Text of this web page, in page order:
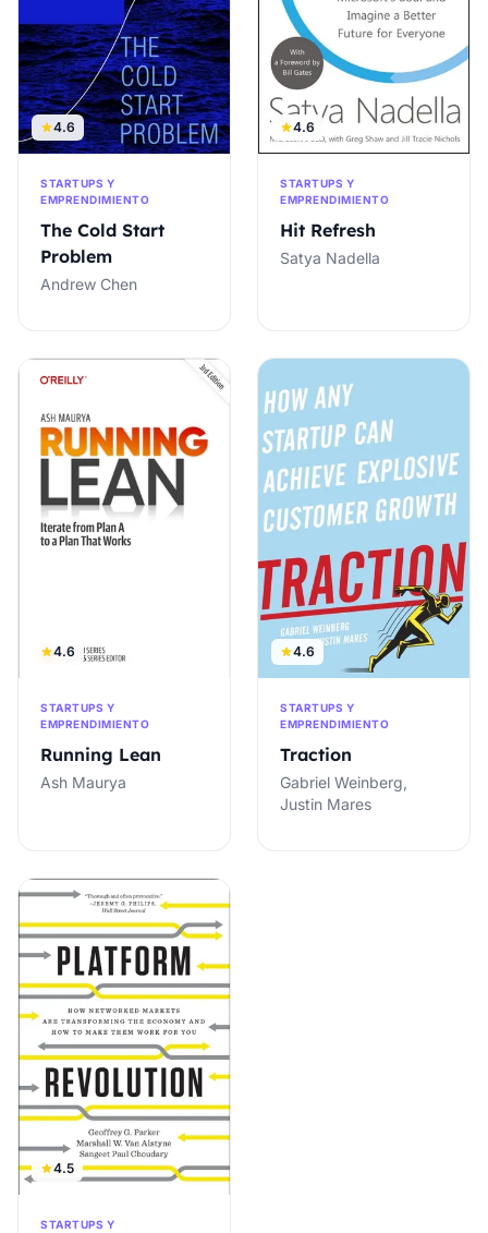
4.6
STARTUPS Y
EMPRENDIMIENTO
The Cold Start
Problem
Andrew Chen
4.6
STARTUPS Y
EMPRENDIMIENTO
Hit Refresh
Satya Nadella
4.6
STARTUPS Y
EMPRENDIMIENTO
Running Lean
Ash Maurya
4.6
STARTUPS Y
EMPRENDIMIENTO
Traction
Gabriel Weinberg,
Justin Mares
4.5
STARTUPS Y